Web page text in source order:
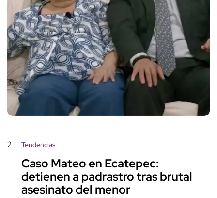
2 Tendencias
Caso Mateo en Ecatepec:
detienen a padrastro tras brutal
asesinato del menor